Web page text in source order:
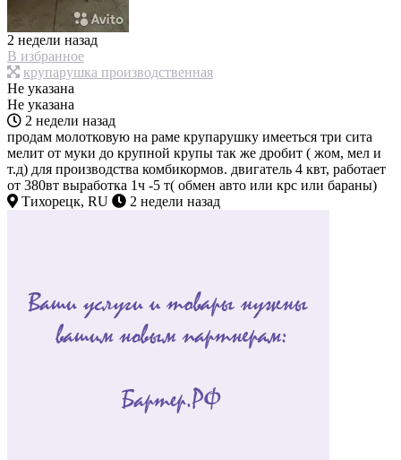
2 недели назад
В избранное
крупарушка производственная
Не указана
Не указана
2 недели назад
продам молотковую на раме крупарушку имееться три сита
мелит от муки до крупной крупы так же дробит ( жом, мел и
т.д) для производства комбикормов. двигатель 4 квт, работает
от 380вт выработка 1ч -5 т( обмен авто или крс или бараны)
Тихорецк, RU
2 недели назад